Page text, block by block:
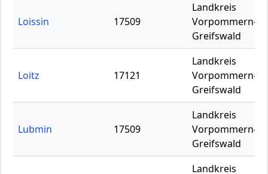
Loissin 17509
Landkreis
Vorpommern-
Greifswald
Loitz 17121
Landkreis
Vorpommern-
Greifswald
Lubmin 17509
Landkreis
Vorpommern-
Greifswald
Landkreis